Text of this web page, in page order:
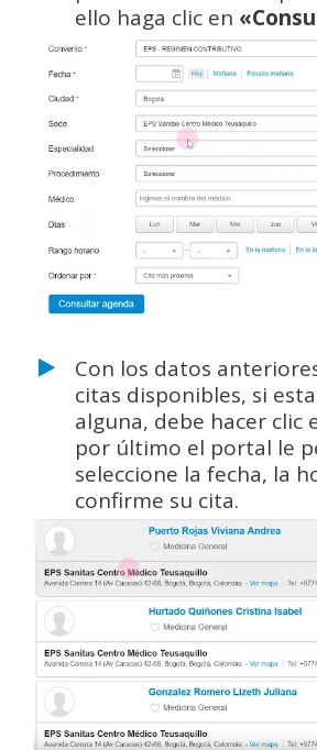
ello haga clic en
Con los datos
citas disponibles, si
alguna, debe hacer clic
por último el portal le
seleccione la fecha, la
confirme su cita.